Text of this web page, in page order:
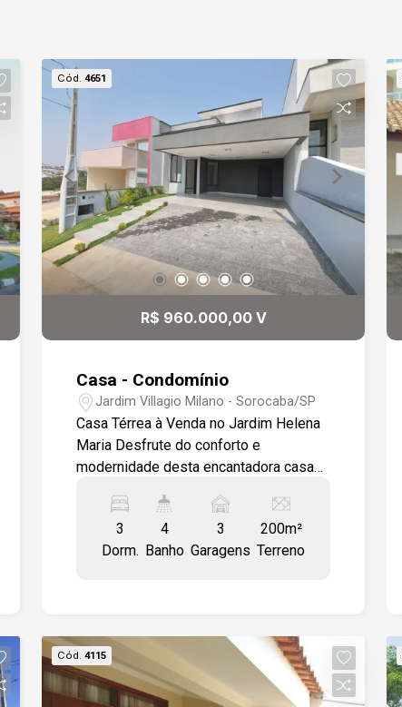
Cód. 4651
R$ 960.000,00 V
Casa - Condomínio
Jardim Villagio Milano - Sorocaba/SP
Casa Térrea à Venda no Jardim Helena
Maria Desfrute do conforto e
modernidade desta encantadora casa
Maria. A residência oferece uma sala
ampla com dois ambientes, pé direito
alto, teto em gesso e piso em
gourmet é um verdadeiro destaque,
contando com churrasqueira e pia, e
pode ser completamente isolada por
3
Dorm.
4
Banho
3
Garagens
200m²
Terreno
Cód. 4115